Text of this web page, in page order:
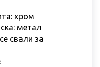
хром
метал
свали за